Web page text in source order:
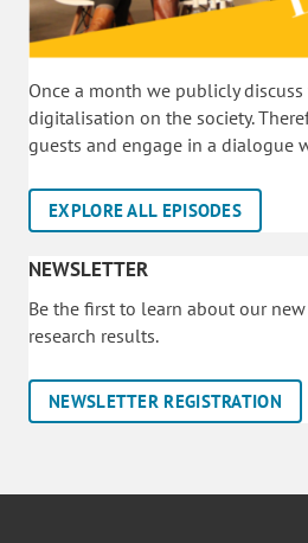
Once a month we publicly
digitalisation on the society.
guests and engage in a dialogue
EXPLORE ALL EPISODES
NEWSLETTER
Be the first to learn about our
research results.
NEWSLETTER REGISTRATION